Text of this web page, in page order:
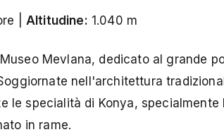
| Altitudine: 1.040 m
Mevlana, dedicato al grande
nell'architettura
specialità di Konya, specialmente
in rame.